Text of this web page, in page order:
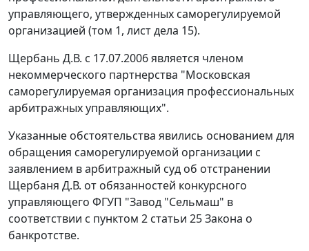
управляющего, утвержденных саморегулируемой
организацией (том 1, лист дела 15).
Щербань Д.В. с 17.07.2006 является членом
некоммерческого партнерства "Московская
саморегулируемая организация профессиональных
арбитражных управляющих".
Указанные обстоятельства явились основанием для
обращения саморегулируемой организации с
заявлением в арбитражный суд об отстранении
Щербаня Д.В. от обязанностей конкурсного
управляющего ФГУП "Завод "Сельмаш" в
соответствии с пунктом 2 статьи 25 Закона о
банкротстве.